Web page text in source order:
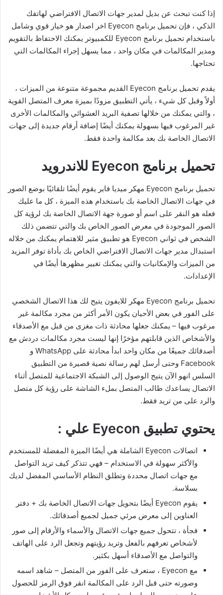
إذا كنت تبحث عن بديل لمدير جهات الاتصال الافتراضي لهاتفك
الذكي ، فإن تحميل برنامج Eyecon اخر اصدار هو خيار قوي وشامل
باستخدام تحميل برنامج Eyecon للكمبيوتر يمكنك الاحتفاظ بالتقويم
ومدير المكالمات في مكان واحد ، مما يسهل إجراء المكالمات التي
تحتاجها.
يقدم تحميل برنامج Eyecon القديم مجموعة متنوعة من الميزات ،
أولاً وقبل كل شيء ، يأتي التطبيق مزودًا بميزة معرف المتصل القوية
، والتي يمكنك من خلالها تصفية البريد العشوائي والمكالمات الأخرى
غير المرغوب فيها بسهولة يمكنك أيضًا إضافة أرقام جديدة إلى جهات
الاتصال الخاصة بك بعد مكالمة واحدة فقط.
تحميل برنامج Eyecon للاندرويد
تحميل برنامج Eyecon مهكر ميديا فاير يقوم أيضًا تلقائيًا بوضع الصور
في جهات الاتصال الخاصة بك باستخدام هذه الميزة ، كل ما عليك
فعله هو النقر على اسم أو صورة جهة الاتصال الخاصة بك لرؤية كل
الصور الموجودة في معرض الصور الخاص بك والتي تتضمن ذلك
الشخص في ثواني Eyecon هو تطبيق مثير للاهتمام يمكنك من خلاله
استبدال مدير جهات الاتصال الافتراضي الخاص بك بأداة توفر المزيد
من الميزات والإمكانيات والتي يمكنك تغيير مظهرها أيضًا في
الإعدادات.
تحميل برنامج Eyecon مهكر للايفون يتيح لك هذا الاتصال الشخصي
على الفور في بعض الأحيان يكون الأمر أكثر من مجرد مكالمة غير
مرغوب فيها – يمكنك جعلها محادثة ذات مغزى من قبل مع الأصدقاء
والأشخاص الذين قابلتهم مؤخرًا إنها ليست مجرد مكالمات دردش مع
أصدقائك جميعًا من مكان واحد ابدأ محادثة على WhatsApp و
Facebook وحتى أرسل لهم رسالة نصية قصيرة من التطبيق
السلس انهو الآن يتيح الوصول إلى الشبكة الاجتماعية للمتصل أثناء
الاتصال يساعدك طالب المتصل بملء الشاشة على رؤية كل متصل
والرد على من تريد فقط.
يحتوي تطبيق Eyecon علي :
اتصالات Eyecon الشاملة هي أيضًا الميزة المفضلة للمستخدم
والأكثر سهولة في الاستخدام – فهي تتذكر كيف تريد التواصل
مع جهات اتصال محددة وتطلق النظام الأساسي المفضل لديك
بسلاسة.
يقوم Eyecon أيضًا بتحويل جهات الاتصال الخاصة بك + دفتر
العناوين إلى معرض مرئي جميل لجميع أصدقائك.
فجأة ، تتحول جميع جهات الاتصال والأسماء والأرقام إلى صور
لأشخاص تعرفهم بالفعل وتريد رؤيتهم وتجعل الرد على الهاتف
والتواصل مع الأصدقاء أسهل بكثير.
مع Eyecon ، ستعرف على الفور من المتصل – شاهد اسمه
وصورته حتى قبل الرد على المكالمة انقر فوق الرمز للحصول